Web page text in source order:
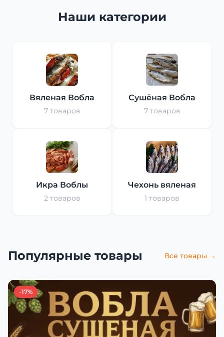
Наши категории
Вяленая Вобла
7 товаров
Сушёная Вобла
7 товаров
Икра Воблы
2 товаров
Чехонь вяленая
1 товаров
Популярные товары Все товары →
-17%